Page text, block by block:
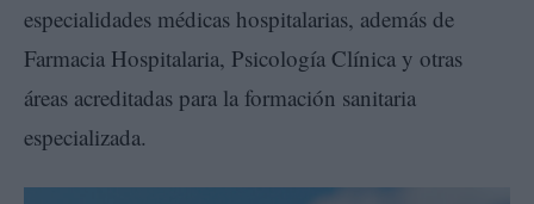
especialidades médicas hospitalarias, además de
Farmacia Hospitalaria, Psicología Clínica y otras
áreas acreditadas para la formación sanitaria
especializada.